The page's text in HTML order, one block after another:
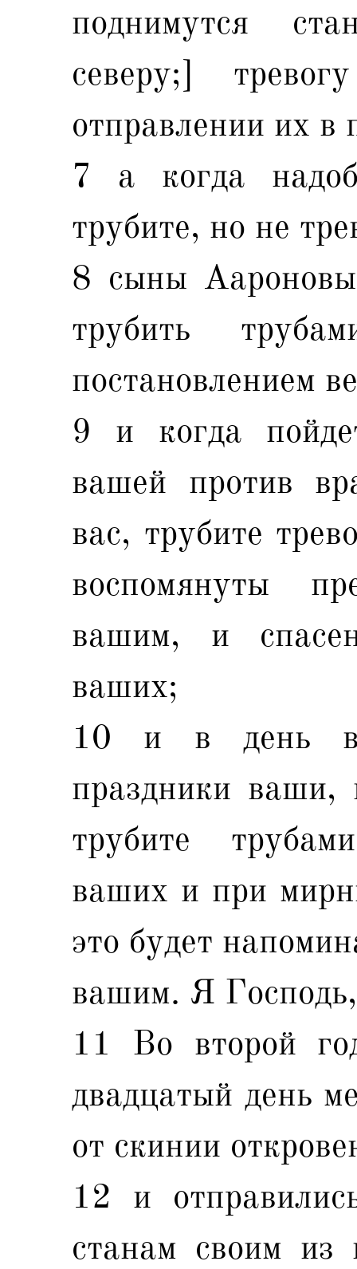
поднимутся
северу;]
отправлении их в
7 а когда
трубите, но не
8 сыны
трубить
постановлением
9 и когда
вашей против
вас, трубите
воспомянуты
вашим, и
ваших;
10 и в день
праздники
трубите
ваших и при
это будет
вашим. Я
11 Во второй
двадцатый день
от скинии
12 и
станам своим